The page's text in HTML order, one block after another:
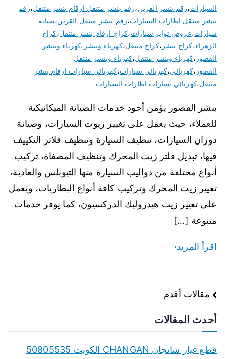
السيارات،رقم بنشر القرين،رقم بنشر متنقل ارقام بنشر متنقل،رقم
بنشر متنقل اطارات السيارات،رقم بنشر متنقل القرين،صيانة
سيارات،عروض تواير سيارات،كراج ارقام بنشر متنقل،كراج
الزهراء،كراج بنشر ،كراج متنقل،كهرباء وبنشر ،كهرباء وبنشر
القصور ،كهرباء وبنشر متنقل،كهرباء وبنشر متنقل
القصور ،كهربائي،كهربائي سيارات،كهربائي سيارات ارقام بنشر
متنقل،كهربائي سيارات اطارات السيارات
بنشر القصور يؤمن أجود خدمات الصيانة الميكانيكية
للعملاء، حيث يعمل على تغيير زيوت السيارات، وصيانة
دوزان السيارات، تنظيف السيارة وتنظيف فلاتر التكييف
فيها، تبديل فلتر زيت المحرك وتنظيف المصفاة، تركيب
أنواع مختلفة من دواليب السيارة منها التيوبلس والعادية،
تغيير زيت المحرك وتركيب كافة أنواع البطاريات، ويعمل
على تغيير زيت هيدروليك الدركسيون، كما يوفر خدمات
متنوعة […]
اقرأ المزيد
تصفّح
المقالات
مقالات أقدم
أحدث المقالات
قطع غيار شانجان CHANGAN الكويت 50805535